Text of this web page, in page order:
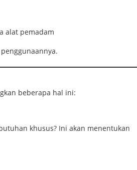
alat pemadam
beberapa hal ini:
khusus? Ini akan menentukan